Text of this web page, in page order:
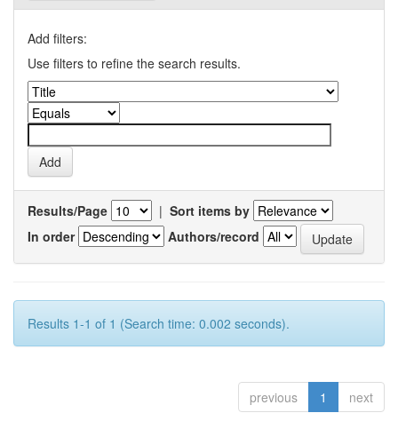
Add filters:
Use filters to refine the search results.
Results/Page | Sort items by
In order
Authors/record
Results 1-1 of 1 (Search time: 0.002 seconds).
previous 1 next